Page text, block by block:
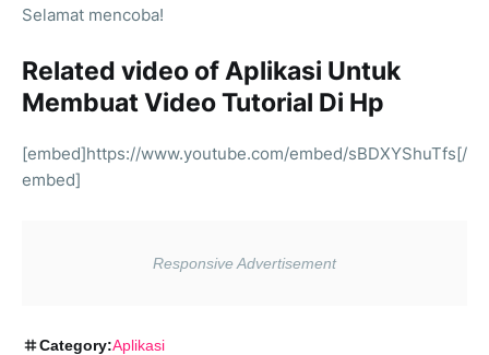
Selamat mencoba!
Related video of Aplikasi Untuk
Membuat Video Tutorial Di Hp
[embed]https://www.youtube.com/embed/sBDXYShuTfs[/
embed]
Category:Aplikasi